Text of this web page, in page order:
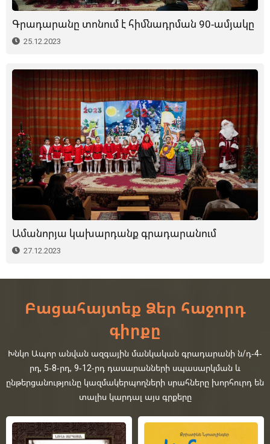
Գրադարանը տոնում է հիմնադրման 90-ամյակը
25.12.2023
Ամանորյա կախարդանք գրադարանում
27.12.2023
Բացահայտեք Ձեր հաջորդ
գիրքը
Խնկո Ապոր անվան ազգային մանկական գրադարանի ն/դ-4-
րդ, 5-8-րդ, 9-12-րդ դասարանների սպասարկման և
ընթերցանությունը կազմակերպողների սրահները խորհուրդ են
տալիս կարդալ այս գրքերը